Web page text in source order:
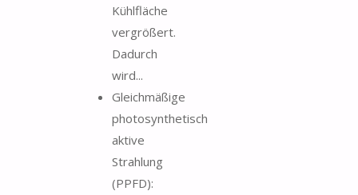
Kühlfläche
vergrößert.
Dadurch
wird...
Gleichmäßige
photosynthetisch
aktive
Strahlung
(PPFD):